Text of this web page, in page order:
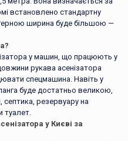
встановлено стандартну
ширина буде більшою —
у машин, що працюють у
рукава асенізатора
спецмашина. Навіть у
буде достатньо великою,
септика, резервуару на
туалет.
у Києві за